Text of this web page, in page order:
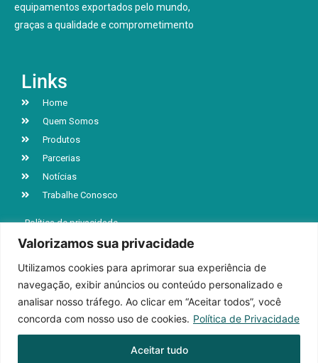
Valorizamos sua privacidade
Utilizamos cookies para aprimorar sua experiência de
navegação, exibir anúncios ou conteúdo personalizado e
analisar nosso tráfego. Ao clicar em “Aceitar todos”, você
concorda com nosso uso de cookies. Política de Privacidade
Aceitar tudo
equipamentos exportados pelo mundo,
graças a qualidade e comprometimento
Links
Home
Quem Somos
Produtos
Parcerias
Notícias
Trabalhe Conosco
Política de privacidade
R. Jacob Luchesi, n° 5039, Bairro Santa Lúcia
Caxias do Sul | RS | CEP 95032-000
+55 (54) 3218-9199